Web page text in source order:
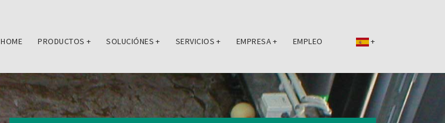
HOME PRODUCTOS + SOLUCIÓNES + SERVICIOS + EMPRESA+ EMPLEO +